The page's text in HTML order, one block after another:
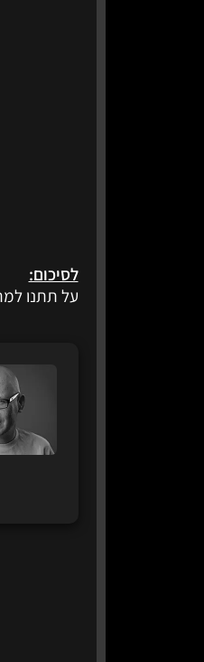
לסיכום:
על תתנו